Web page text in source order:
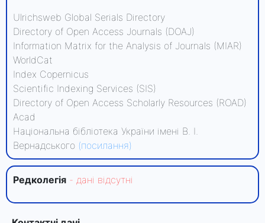
Ulrichsweb Global Serials Directory
Directory of Open Access Journals (DOAJ)
Information Matrix for the Analysis of Journals (MIAR)
WorldCat
Index Copernicus
Scientific Indexing Services (SIS)
Directory of Open Access Scholarly Resources (ROAD)
Acad
Національна бібліотека України імені В. І.
Вернадського (посилання)
Редколегiя - данi вiдсутнi